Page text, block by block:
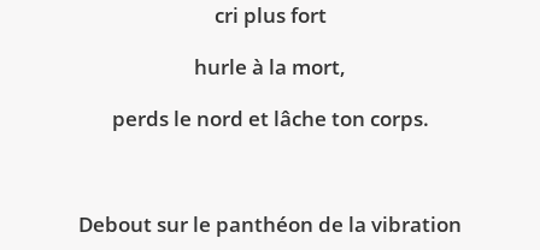
cri plus fort
hurle à la mort,
perds le nord et lâche ton corps.
Debout sur le panthéon de la vibration